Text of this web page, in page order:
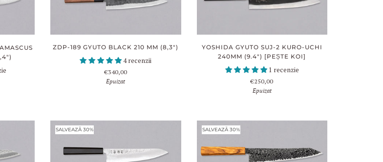
ZDP-189 GYUTO BLACK 210 MM (8,3")
4 recenzii
€340,00
Epuizat
YOSHIDA GYUTO SUJ-2 KURO-UCHI
240MM (9.4") [PEȘTE KOI]
1 recenzie
€250,00
Epuizat
SALVEAZĂ 30% SALVEAZĂ 30%